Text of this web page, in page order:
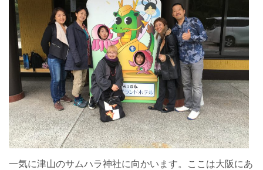
一気に津山のサムハラ神社に向かいます。ここは大阪にあ